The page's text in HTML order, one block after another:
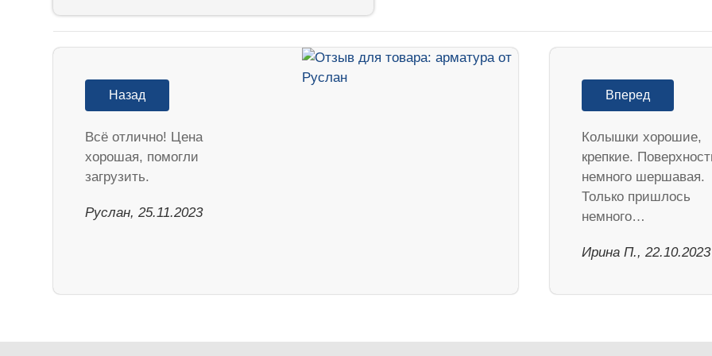
Назад
Всё отлично! Цена
хорошая, помогли
загрузить.
Руслан, 25.11.2023
Вперед
Колышки хорошие,
крепкие.
немного шершавая.
Только пришлось
немного…
Ирина П., 22.10.2023